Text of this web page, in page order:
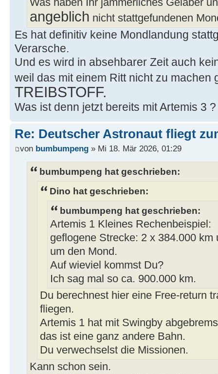
Was haben Ihr jämmerliches Gelaber
angeblich nicht stattgefundenen
Es hat definitiv keine Mondlandung
Verarsche.
Und es wird in absehbarer Zeit auch
weil das mit einem Ritt nicht zu machen
TREIBSTOFF.
Was ist denn jetzt bereits mit Artemis 3 ?
Re: Deutscher Astronaut fliegt
von bumbumpeng » Mi 18. Mär 2026, 01:29
bumbumpeng hat geschrieben:
Dino hat geschrieben:
bumbumpeng hat geschrieben:
Artemis 1 Kleines Rechenbeispiel:
geflogene Strecke: 2 x 384.000
um den Mond.
Auf wieviel kommst Du?
Ich sag mal so ca. 900.000 km.
Du berechnest hier eine Free-return
fliegen.
Artemis 1 hat mit Swingby
das ist eine ganz andere Bahn.
Du verwechselst die Missionen.
Kann schon sein.